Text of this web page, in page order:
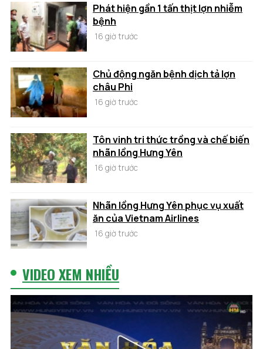
Phát hiện gần 1 tấn thịt lợn nhiễm
bệnh
16 giờ trước
Chủ động ngăn bệnh dịch tả lợn
châu Phi
16 giờ trước
Tôn vinh tri thức trồng và chế biến
nhãn lồng Hưng Yên
16 giờ trước
Nhãn lồng Hưng Yên phục vụ xuất
ăn của Vietnam Airlines
16 giờ trước
VIDEO XEM NHIỀU